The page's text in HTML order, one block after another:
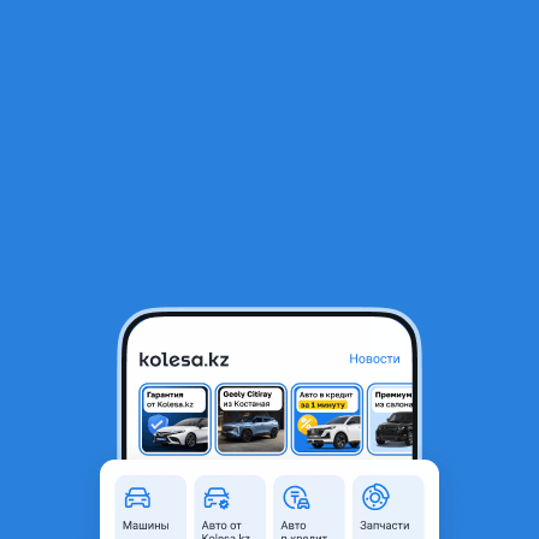
Дроссельная заслонка 2.0-3.0-4.4 N20 N54 N55 N63
Алматы, Алматинская